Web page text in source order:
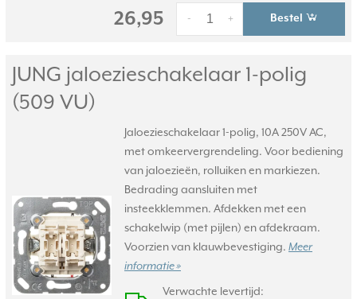
26,95 +
- Bestel
JUNG jaloezieschakelaar 1-polig
(509 VU)
Jaloezieschakelaar 1-polig, 10A 250V AC,
met omkeervergrendeling. Voor bediening
van jaloezieën, rolluiken en markiezen.
Bedrading aansluiten met
insteekklemmen. Afdekken met een
schakelwip (met pijlen) en afdekraam.
Voorzien van klauwbevestiging. Meer
informatie »
Verwachte levertijd: